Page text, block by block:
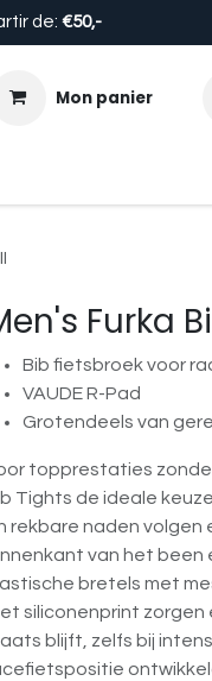
de: €50,-
Mon panier
Furka
Bib fietsbroek voor
VAUDE R-Pad
Grotendeels van
topprestaties
Tights de ideale
rekbare naden volgen
van het
bretels met
siliconenprint
blijft, zelfs bij